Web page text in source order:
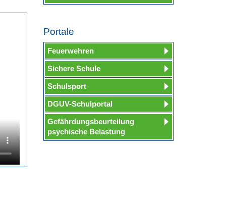
Portale
Feuerwehren
Sichere Schule
Schulsport
DGUV-Schulportal
Gefährdungsbeurteilung
psychische Belastung